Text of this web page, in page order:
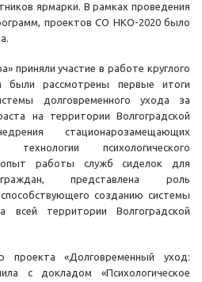
ярмарки. В рамках проведения
проектов СО НКО-2020 было
приняли участие в работе круглого
рассмотрены первые итоги
долговременного ухода за
на территории Волгоградской
стационарозамещающих
технологии психологического
опыт работы служб сиделок для
представлена роль
созданию системы
всей территории Волгоградской
проекта «Долговременный уход:
с докладом «Психологическое